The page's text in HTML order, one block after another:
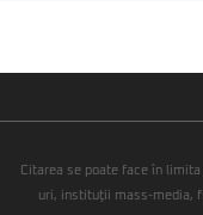
Citarea se poate face în
uri, instituţii mass-media,